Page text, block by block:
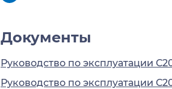
Документы
Руководство по эксплуатации
Руководство по эксплуатации